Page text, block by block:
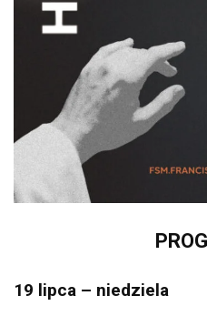
19 lipca – niedziela